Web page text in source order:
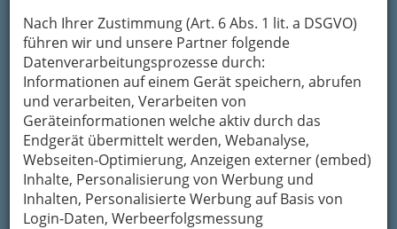
Nach Ihrer Zustimmung (Art. 6 Abs. 1 lit. a DSGVO)
führen wir und unsere Partner folgende
Datenverarbeitungsprozesse durch:
Informationen auf einem Gerät speichern, abrufen
und verarbeiten, Verarbeiten von
Geräteinformationen welche aktiv durch das
Endgerät übermittelt werden, Webanalyse,
Webseiten-Optimierung, Anzeigen externer (embed)
Inhalte, Personalisierung von Werbung und
Inhalten, Personalisierte Werbung auf Basis von
Login-Daten, Werbeerfolgsmessung
verfügbar.
Natürlich ist es gratis, Ihre Veranstaltung auf
info-graz.at zu veröffentlichen bzw. ankündigen.
Beachten Sie, dass eineRegistrierung
erst dann gültigist, wenn Sie das Mail
beantwortet haben, das unser System
Ihnen zur Bestätigung schickt.